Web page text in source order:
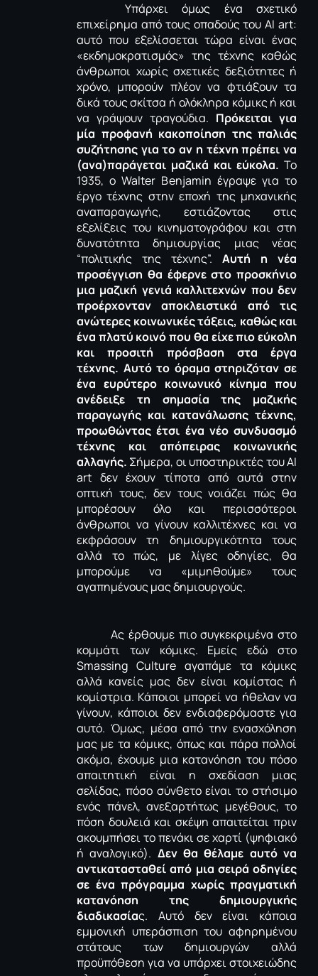
Υπάρχει όμως ένα σχετικό
επιχείρημα από τους οπαδούς του ΑΙ art:
αυτό που εξελίσσεται τώρα είναι ένας
«εκδημοκρατισμός» της τέχνης καθώς
άνθρωποι χωρίς σχετικές δεξιότητες ή
χρόνο, μπορούν πλέον να φτιάξουν τα
δικά τους σκίτσα ή ολόκληρα κόμικς ή και
να γράψουν τραγούδια. Πρόκειται για
μία προφανή κακοποίηση της παλιάς
συζήτησης για το αν η τέχνη πρέπει να
(ανα)παράγεται μαζικά και εύκολα. Το
1935, ο Walter Benjamin έγραψε για το
έργο τέχνης στην εποχή της μηχανικής
αναπαραγωγής, εστιάζοντας στις
εξελίξεις του κινηματογράφου και στη
δυνατότητα δημιουργίας μιας νέας
“πολιτικής της τέχνης”. Αυτή η νέα
προσέγγιση θα έφερνε στο προσκήνιο
μια μαζική γενιά καλλιτεχνών που δεν
προέρχονταν αποκλειστικά από τις
ανώτερες κοινωνικές τάξεις, καθώς και
ένα πλατύ κοινό που θα είχε πιο εύκολη
και προσιτή πρόσβαση στα έργα
τέχνης. Αυτό το όραμα στηριζόταν σε
ένα ευρύτερο κοινωνικό κίνημα που
ανέδειξε τη σημασία της μαζικής
παραγωγής και κατανάλωσης τέχνης,
προωθώντας έτσι ένα νέο συνδυασμό
τέχνης και απόπειρας κοινωνικής
αλλαγής. Σήμερα, οι υποστηρικτές του ΑΙ
art δεν έχουν τίποτα από αυτά στην
οπτική τους, δεν τους νοιάζει πώς θα
μπορέσουν όλο και περισσότεροι
άνθρωποι να γίνουν καλλιτέχνες και να
εκφράσουν τη δημιουργικότητα τους
αλλά το πώς, με λίγες οδηγίες, θα
μπορούμε να «μιμηθούμε» τους
αγαπημένους μας δημιουργούς.
Aς έρθουμε πιο συγκεκριμένα στο
κομμάτι των κόμικς. Εμείς εδώ στο
Smassing Culture αγαπάμε τα κόμικς
αλλά κανείς μας δεν είναι κομίστας ή
κομίστρια. Κάποιοι μπορεί να ήθελαν να
γίνουν, κάποιοι δεν ενδιαφερόμαστε για
αυτό. Όμως, μέσα από την ενασχόληση
μας με τα κόμικς, όπως και πάρα πολλοί
ακόμα, έχουμε μια κατανόηση του πόσο
απαιτητική είναι η σχεδίαση μιας
σελίδας, πόσο σύνθετο είναι το στήσιμο
ενός πάνελ, ανεξαρτήτως μεγέθους, το
πόση δουλειά και σκέψη απαιτείται πριν
ακουμπήσει το πενάκι σε χαρτί (ψηφιακό
ή αναλογικό). Δεν θα θέλαμε αυτό να
αντικατασταθεί από μια σειρά οδηγίες
σε ένα πρόγραμμα χωρίς πραγματική
κατανόηση της δημιουργικής
διαδικασίας. Αυτό δεν είναι κάποια
εμμονική υπεράσπιση του αφηρημένου
στάτους των δημιουργών αλλά
προϋπόθεση για να υπάρχει στοιχειώδης